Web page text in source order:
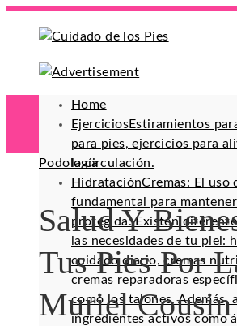
Home
EjerciciosEstiramientos
para pies, ejercicios para
la circulación.
HidrataciónCremas: El uso
fundamental para
protegida. Existen
las necesidades de tu piel:
cuidado diario, cremas
cremas reparadoras
como los talones. Además,
ingredientes activos como
Podología
Salud Y
Tus Pies Por
Muriel Cousin